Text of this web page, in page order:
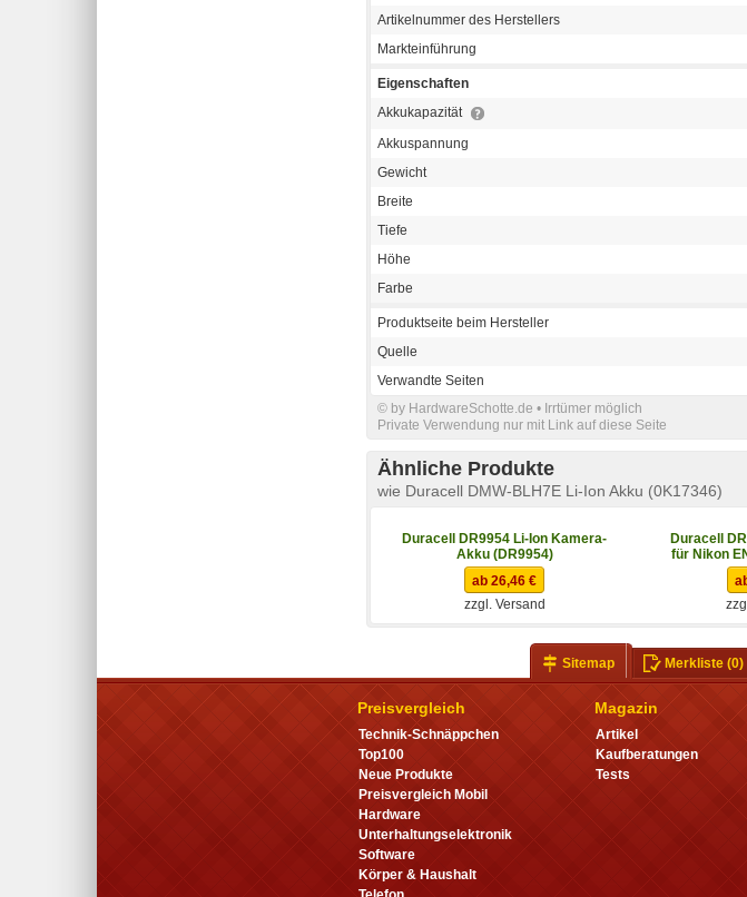
Artikelnummer des Herstellers
Markteinführung
Eigenschaften
Akkukapazität
Akkuspannung
Gewicht
Breite
Tiefe
Höhe
Farbe
Produktseite beim Hersteller
Quelle
Verwandte Seiten
© by HardwareSchotte.de • Irrtümer möglich
Private Verwendung nur mit Link auf diese Seite
Ähnliche Produkte
wie Duracell DMW-BLH7E Li-Ion Akku (0K17346)
Duracell DR9954 Li-Ion Kamera-
Akku (DR9954)
Duracell
für Nikon
ab 26,46 €
zzgl. Versand
Sitemap Merkliste(0)
Preisvergleich
Technik-Schnäppchen
Top100
Neue Produkte
Preisvergleich Mobil
Hardware
Unterhaltungselektronik
Software
Körper & Haushalt
Magazin
Artikel
Kaufberatungen
Tests